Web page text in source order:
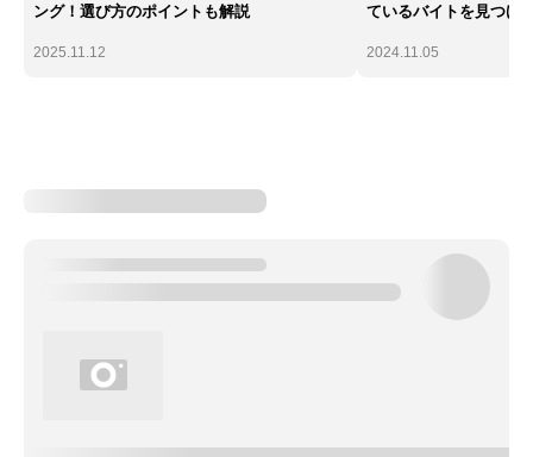
ング！選び方のポイントも解説
2025.11.12
ているバイトを見つけ
2024.11.05